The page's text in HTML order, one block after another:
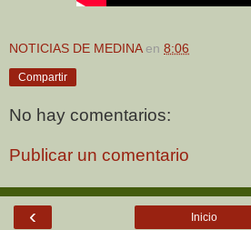
NOTICIAS DE MEDINA en 8:06
Compartir
No hay comentarios:
Publicar un comentario
‹ Inicio